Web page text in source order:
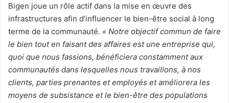
Bigen joue un rôle actif dans la mise en œuvre des
infrastructures afin d’influencer le bien-être social à long
terme de la communauté. « Notre objectif commun de faire
le bien tout en faisant des affaires est une entreprise qui,
quoi que nous fassions, bénéficiera constamment aux
communautés dans lesquelles nous travaillons, à nos
clients, parties prenantes et employés et améliorera les
moyens de subsistance et le bien-être des populations